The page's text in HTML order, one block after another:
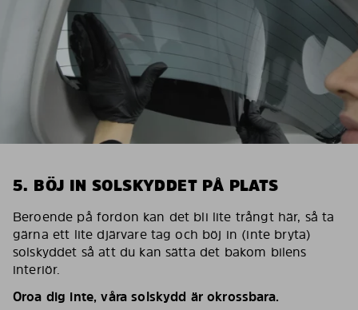
5. BÖJ IN SOLSKYDDET PÅ PLATS
Beroende på fordon kan det bli lite trångt här, så ta
gärna ett lite djärvare tag och böj in (inte bryta)
solskyddet så att du kan sätta det bakom bilens
interiör.
Oroa dig inte, våra solskydd är okrossbara.